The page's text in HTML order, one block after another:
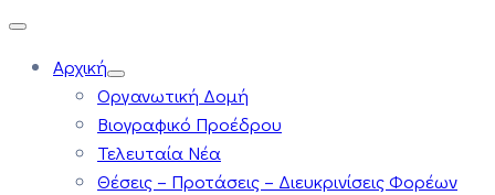
Αρχική
Οργανωτική Δομή
Βιογραφικό Προέδρου
Τελευταία Νέα
Θέσεις – Προτάσεις – Διευκρινίσεις Φορέων